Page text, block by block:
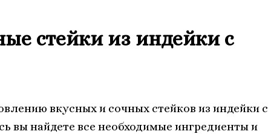
стейки из индейки с
вкусных и сочных стейков из индейки с
вы найдете все необходимые ингредиенты и